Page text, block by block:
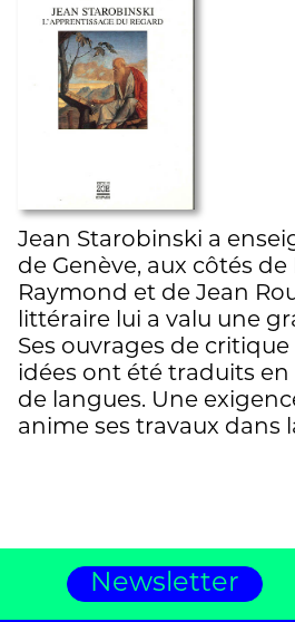
Jean Starobinski a
de Genève, aux côtés de
Raymond et de Jean
littéraire lui a valu une
Ses ouvrages de critique
idées ont été traduits
de langues. Une
anime ses travaux dans
Newsletter